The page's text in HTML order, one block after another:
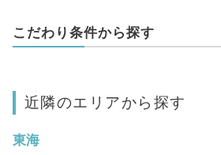
こだわり条件から探す
近隣のエリアから探す
東海